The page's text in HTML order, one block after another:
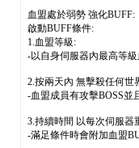
血盟處於弱勢 強化BUFF:
啟動BUFF條件:
1.血盟等級:
-以自身伺服器內最高等
2.按兩天內 無擊殺任何世
-血盟成員有攻擊BOSS並
3.持續時間 以每次伺服器
-滿足條件時會附加血盟